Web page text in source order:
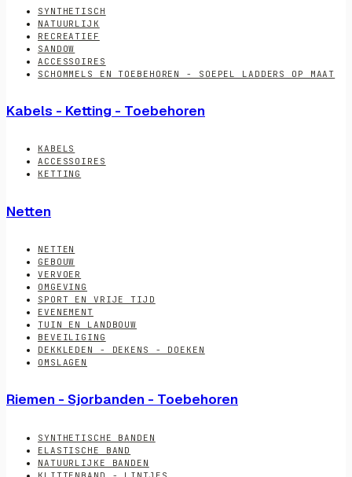
SYNTHETISCH
NATUURLIJK
RECREATIEF
SANDOW
ACCESSOIRES
SCHOMMELS EN TOEBEHOREN - SOEPEL LADDERS OP MAAT
Kabels - Ketting - Toebehoren
KABELS
ACCESSOIRES
KETTING
Netten
NETTEN
GEBOUW
VERVOER
OMGEVING
SPORT EN VRIJE TIJD
EVENEMENT
TUIN EN LANDBOUW
BEVEILIGING
DEKKLEDEN - DEKENS - DOEKEN
OMSLAGEN
Riemen - Sjorbanden - Toebehoren
SYNTHETISCHE BANDEN
ELASTISCHE BAND
NATUURLIJKE BANDEN